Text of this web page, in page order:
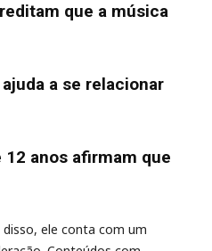
que a música
a se relacionar
12 anos afirmam que
ele conta com um